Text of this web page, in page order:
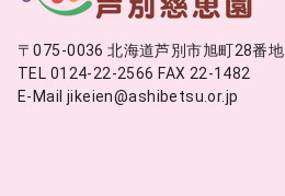
〒075-0036 北海道芦別市旭町28番地
TEL 0124-22-2566 FAX 22-1482
E-Mail jikeien@ashibetsu.or.jp